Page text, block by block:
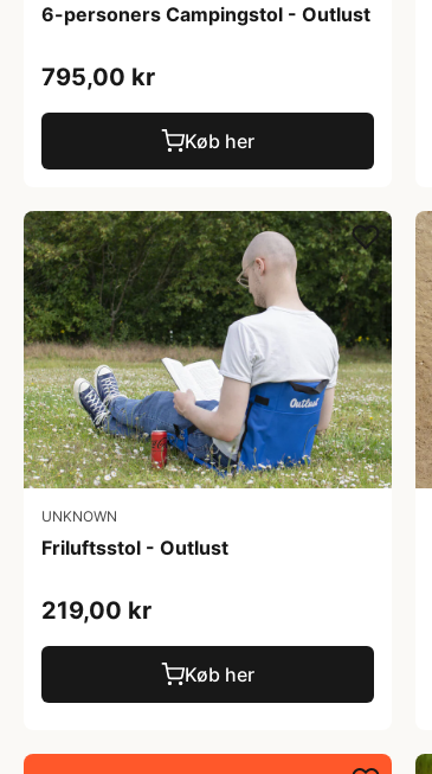
6-personers Campingstol - Outlust
795,00 kr
Køb her
UNKNOWN
Friluftsstol - Outlust
219,00 kr
Køb her